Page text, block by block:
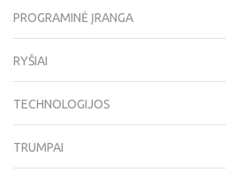
PROGRAMINĖ ĮRANGA
RYŠIAI
TECHNOLOGIJOS
TRUMPAI